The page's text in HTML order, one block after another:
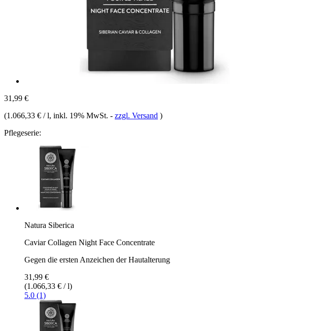
31,99 €
(1.066,33 € / l, inkl. 19% MwSt. - zzgl. Versand )
Pflegeserie:
Natura Siberica
Caviar Collagen Night Face Concentrate
Gegen die ersten Anzeichen der Hautalterung
31,99 €
(1.066,33 € / l)
5.0 (1)